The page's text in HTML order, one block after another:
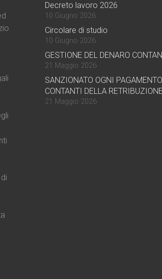
Decreto lavoro 2026
10 Giugno 2026
Circolare di studio
10 Giugno 2026
GESTIONE DEL DENARO
21 Maggio 2026
SANZIONATO OGNI
CONTANTI DELLA RETRIBUZIONE
21 Maggio 2026